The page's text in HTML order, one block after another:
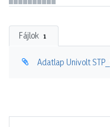
Fájlok 1
Adatlap Univolt